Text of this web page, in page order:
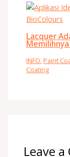
Lacquer
INFO ,Paint
Coating
Leave